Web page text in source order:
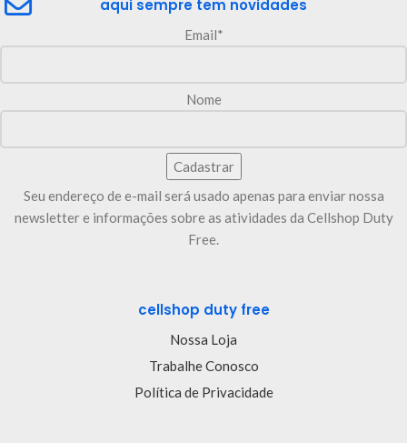
aqui sempre tem novidades
Email*
Nome
Seu endereço de e-mail será usado apenas para enviar nossa
newsletter e informações sobre as atividades da Cellshop Duty
Free.
cellshop duty free
Nossa Loja
Trabalhe Conosco
Política de Privacidade